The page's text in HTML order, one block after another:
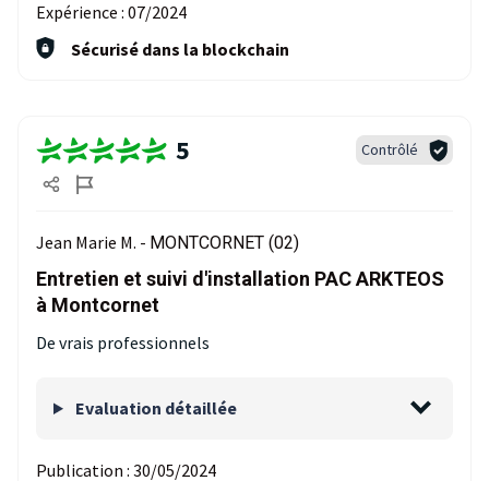
Expérience : 07/2024
Sécurisé dans la blockchain
5 Contrôlé
Jean Marie M. - MONTCORNET (02)
Entretien et suivi d'installation PAC ARKTEOS
à Montcornet
De vrais professionnels
Evaluation détaillée
Publication : 30/05/2024